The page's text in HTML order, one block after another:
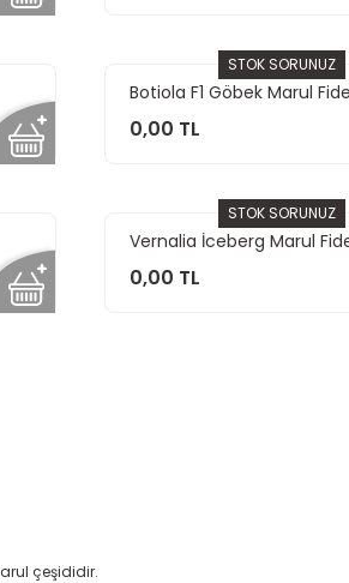
STOK SORUNUZ
Botiola F1 Göbek Marul
0,00 TL
STOK SORUNUZ
Vernalia İceberg Marul
0,00 TL
çeşididir.